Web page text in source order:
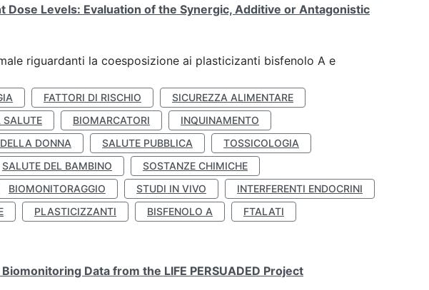
Dose Levels: Evaluation of the Synergic, Additive or Antagonistic
riguardanti la coesposizione ai plasticizanti bisfenolo A e
FATTORI DI RISCHIO
SICUREZZA ALIMENTARE
SALUTE BIOMARCATORI
INQUINAMENTO
DONNA SALUTE PUBBLICA
TOSSICOLOGIA
SALUTE DEL BAMBINO
SOSTANZE CHIMICHE
BIOMONITORAGGIO STUDI IN VIVO
INTERFERENTI ENDOCRINI
PLASTICIZZANTI BISFENOLO A
FTALATI
Data from the LIFE PERSUADED Project